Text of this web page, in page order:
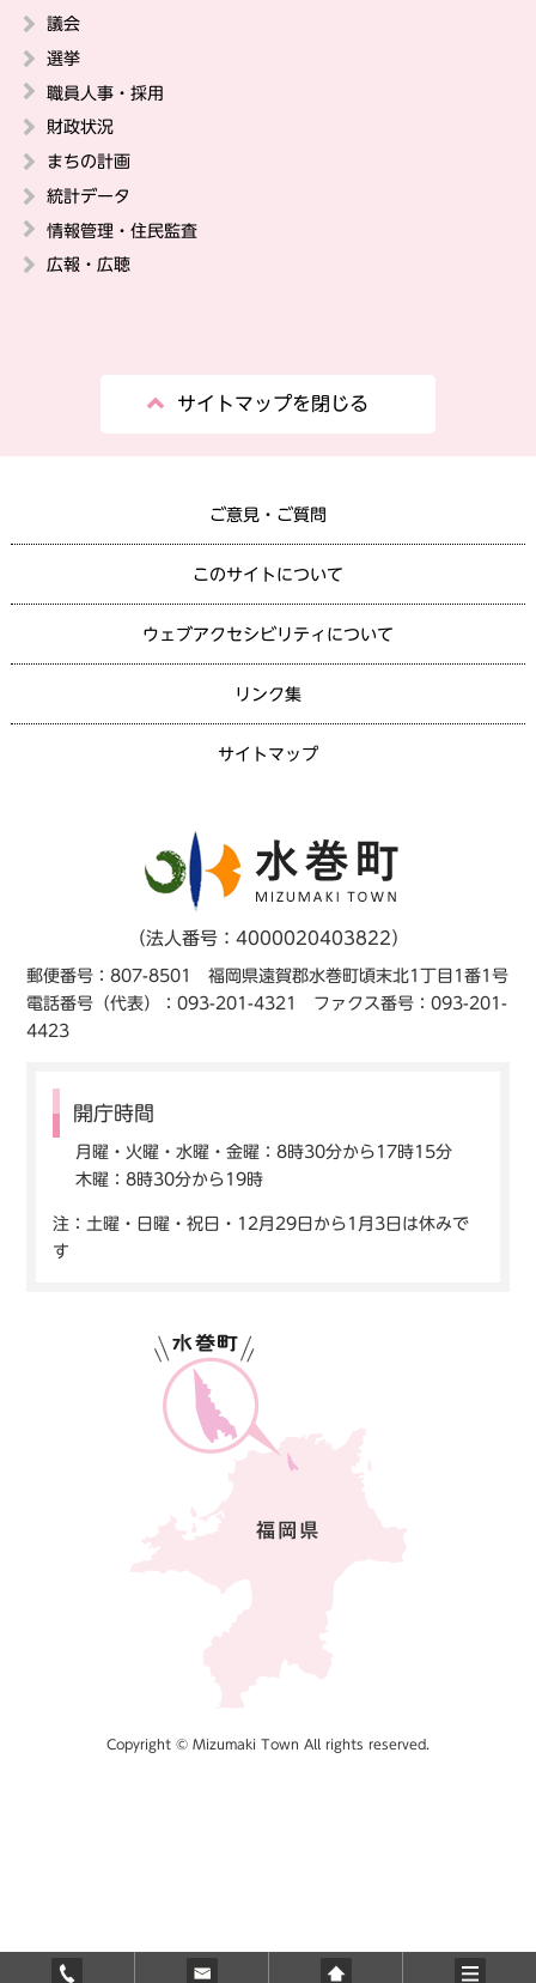
議会
選挙
職員人事・採用
財政状況
まちの計画
統計データ
情報管理・住民監査
広報・広聴
サイトマップを閉じる
ご意見・ご質問
このサイトについて
ウェブアクセシビリティについて
リンク集
サイトマップ
（法人番号：4000020403822）
郵便番号：807-8501 福岡県遠賀郡水巻町頃末北1丁目1番1号
電話番号（代表）：093-201-4321 ファクス番号：093-201-
4423
開庁時間
月曜・火曜・水曜・金曜：8時30分から17時15分
木曜：8時30分から19時
注：土曜・日曜・祝日・12月29日から1月3日は休みで
す
Copyright © Mizumaki Town All rights reserved.